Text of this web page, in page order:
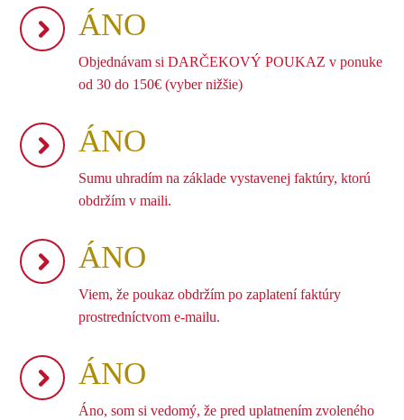
ÁNO
Objednávam si DARČEKOVÝ POUKAZ v ponuke
od 30 do 150€ (vyber nižšie)
ÁNO
Sumu uhradím na základe vystavenej faktúry, ktorú
obdržím v maili.
ÁNO
Viem, že poukaz obdržím po zaplatení faktúry
prostredníctvom e-mailu.
ÁNO
Áno, som si vedomý, že pred uplatnením zvoleného